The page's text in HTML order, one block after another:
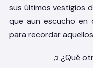
sus últimos vestigios
que aun escucho en
para recordar
♫ ¿Qué